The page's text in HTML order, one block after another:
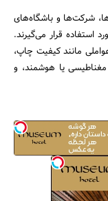
شرکت‌ها و باشگاه‌های
استفاده قرار می‌گیرند.
مانند کیفیت چاپ،
یا هوشمند، و